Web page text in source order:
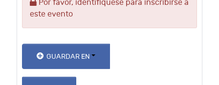
Por favor, identifíquese para inscribirse a
este evento
GUARDAR EN